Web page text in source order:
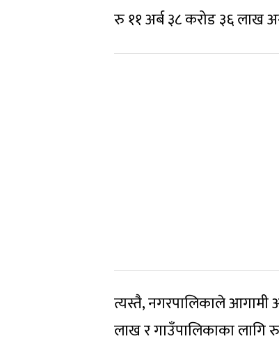
रु ११ अर्ब ३८ करोड ३६ लाख
त्यस्तै, नगरपालिकाले आगामी
लाख र गाउँपालिकाका लागि